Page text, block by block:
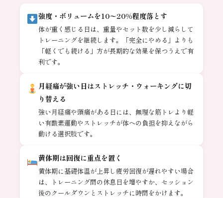
強度・ボリュームを10〜20%程度落とす
体が重く感じる日は、重量やセット数を少し減らして
トレーニングを継続します。「完全にやめる」よりも
「軽くでも続ける」方が長期的な効果を保つうえで有
利です。
月経痛が強い日はストレッチ・ウォーキングに切
り替える
強い月経痛や頭痛がある日には、無理な筋トレより軽
い有酸素運動やストレッチが体への負担を抑えながら
動ける選択肢です。
黄体期は回復に重点を置く
黄体期に基礎体温が上昇し疲労回復が遅れやすい場合
は、トレーニング間の休息日を増やすか、セッション
後のクールダウンとストレッチに時間をかけます。